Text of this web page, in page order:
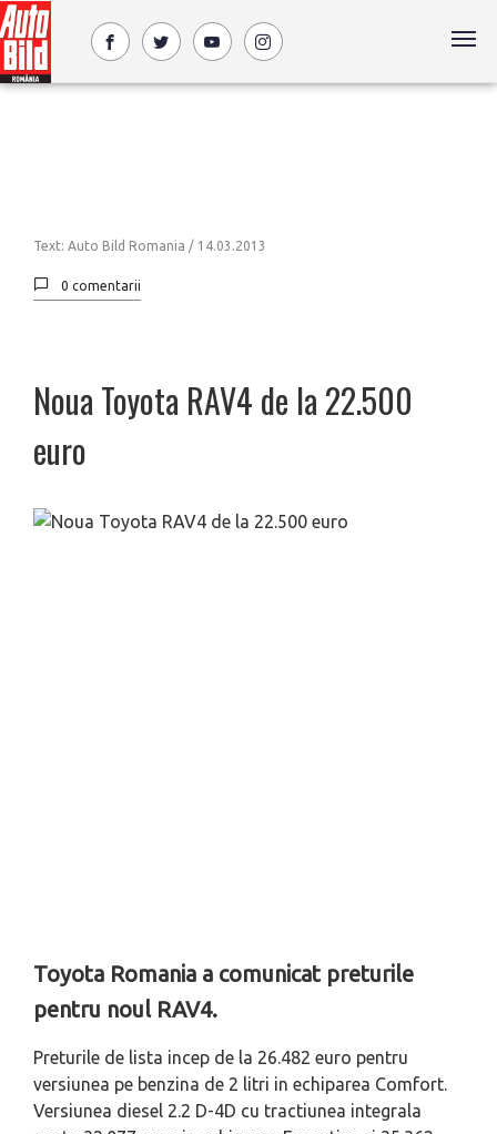
Text: Auto Bild Romania / 14.03.2013
0 comentarii
Noua Toyota RAV4 de la 22.500
euro
Toyota Romania a comunicat preturile
pentru noul RAV4.
Preturile de lista incep de la 26.482 euro pentru
versiunea pe benzina de 2 litri in echiparea Comfort.
Versiunea diesel 2.2 D-4D cu tractiunea integrala